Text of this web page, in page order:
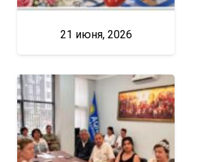
21 июня, 2026